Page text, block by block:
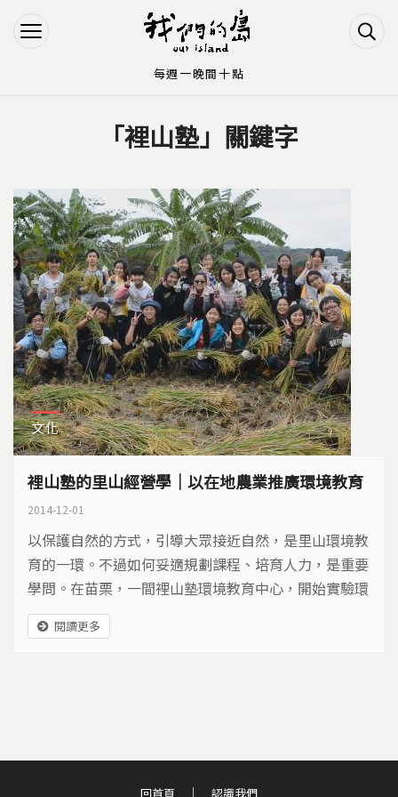
Jump to Navigation
Jump to Main content
「裡山塾」關鍵字
文化
裡山塾的里山經營學｜以在地農業推廣環境教育
2014-12-01
以保護自然的方式，引導大眾接近自然，是里山環境教
育的一環。不過如何妥適規劃課程、培育人力，是重要
學問。在苗栗，一間裡山塾環境教育中心，開始實驗環
境教育課程，不只要讓學員學的好，也要讓團隊永續經
營…閱讀更多
回首頁 認識我們
每週一晚間十點